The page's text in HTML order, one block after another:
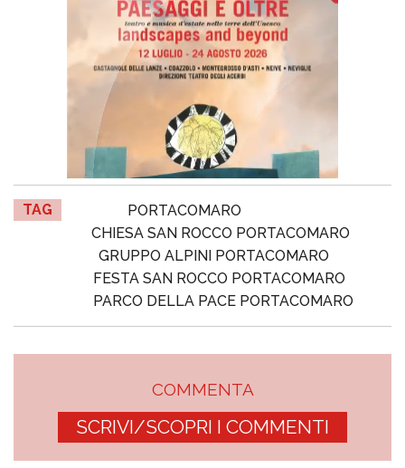
TAG
PORTACOMARO
CHIESA SAN ROCCO PORTACOMARO
GRUPPO ALPINI PORTACOMARO
FESTA SAN ROCCO PORTACOMARO
PARCO DELLA PACE PORTACOMARO
COMMENTA
SCRIVI/SCOPRI I COMMENTI